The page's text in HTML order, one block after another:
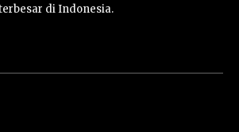
di Indonesia.